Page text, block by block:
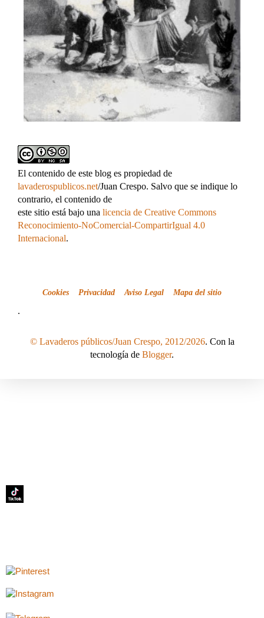
El contenido de este blog es propiedad de
lavaderospublicos.net/Juan Crespo. Salvo que se indique lo
contrario, el contenido de
este sitio está bajo una licencia de Creative Commons
Reconocimiento-NoComercial-CompartirIgual 4.0
Internacional.
Cookies Privacidad Aviso Legal Mapa del sitio
.
© Lavaderos públicos/Juan Crespo, 2012/2026. Con la
tecnología de Blogger.